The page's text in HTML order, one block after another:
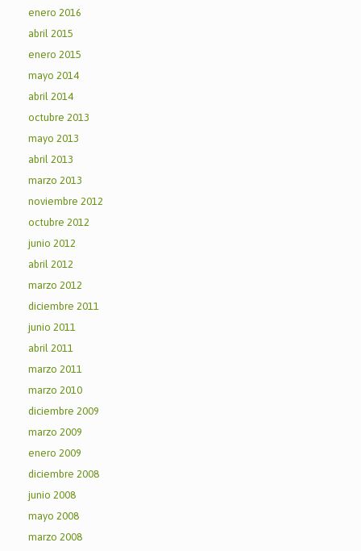
enero 2016
abril 2015
enero 2015
mayo 2014
abril 2014
octubre 2013
mayo 2013
abril 2013
marzo 2013
noviembre 2012
octubre 2012
junio 2012
abril 2012
marzo 2012
diciembre 2011
junio 2011
abril 2011
marzo 2011
marzo 2010
diciembre 2009
marzo 2009
enero 2009
diciembre 2008
junio 2008
mayo 2008
marzo 2008